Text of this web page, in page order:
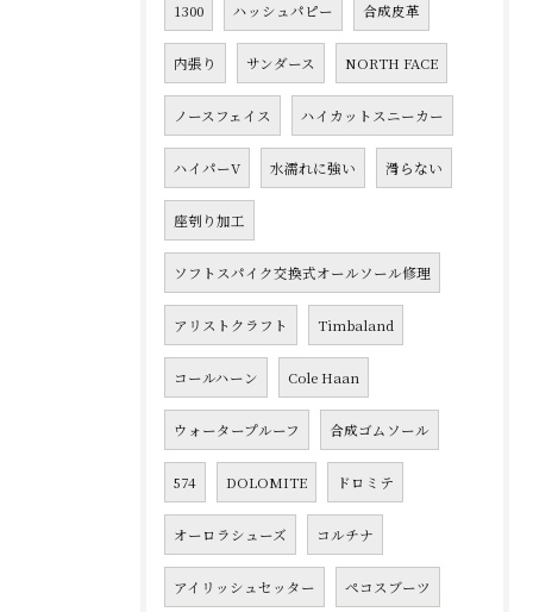
1300 ハッシュパピー 合成皮革
内張り サンダース NORTH FACE
ノースフェイス ハイカットスニーカー
ハイパーV 水濡れに強い 滑らない
座刳り加工
ソフトスパイク交換式オールソール修理
アリストクラフト Timbaland
コールハーン Cole Haan
ウォータープルーフ 合成ゴムソール
574 DOLOMITE ドロミテ
オーロラシューズ コルチナ
アイリッシュセッター ペコスブーツ